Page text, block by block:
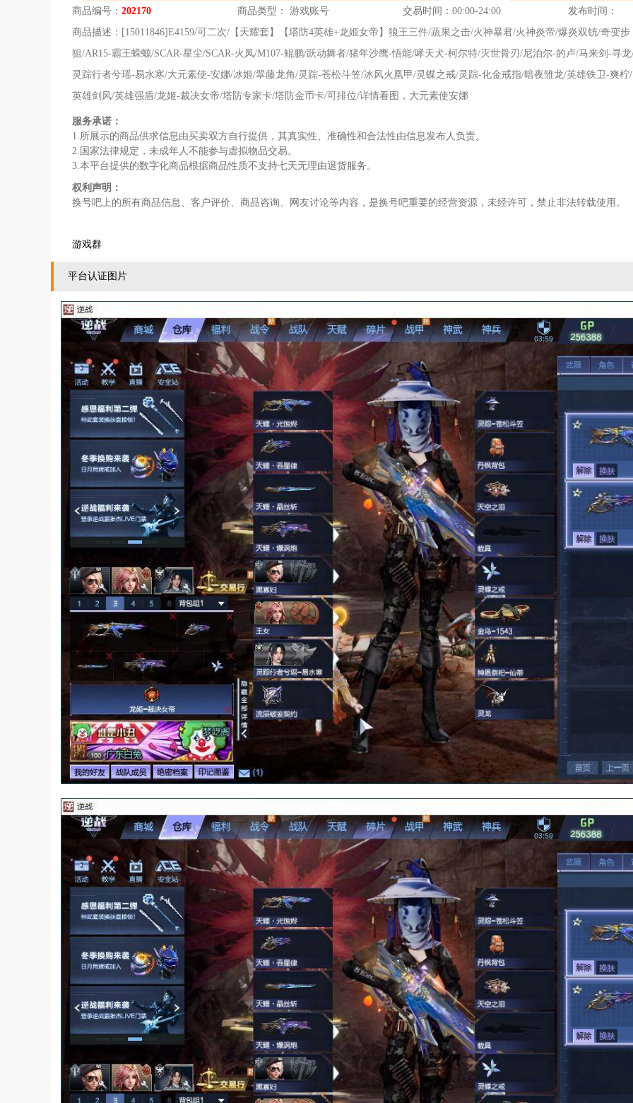
商品编号： 202170 商品类型： 游戏账号 交易时间： 00:00-24:00
发布时间：
商品描述： [15011846]E4159/可二次/【天耀套】【塔防4英雄+龙姬女帝】狼王三件/蔬果之击/火神暴君/火神炎帝/爆炎双铳/奇变步
狙/AR15-霸王蝾螈/SCAR-星尘/SCAR-火凤/M107-鲲鹏/跃动舞者/猪年沙鹰-悟能/哮天犬-柯尔特/灭世骨刃/尼泊尔-的卢/马来剑-寻
灵踪行者兮瑶-易水寒/大元素使-安娜/冰姬/翠藤龙角/灵踪-苍松斗笠/冰风火凰甲/灵蝶之戒/灵踪-化金戒指/暗夜雏龙/英雄铁卫-爽柠/
英雄剑风/英雄强盾/龙姬-裁决女帝/塔防专家卡/塔防金币卡/可排位/详情看图，大元素使安娜
服务承诺：
1.所展示的商品供求信息由买卖双方自行提供，其真实性、准确性和合法性由信息发布人负责。
2.国家法律规定，未成年人不能参与虚拟物品交易。
3.本平台提供的数字化商品根据商品性质不支持七天无理由退货服务。
权利声明：
换号吧上的所有商品信息、客户评价、商品咨询、网友讨论等内容，是换号吧重要的经营资源，未经许可，禁止非法转载使用。
游戏群
平台认证图片